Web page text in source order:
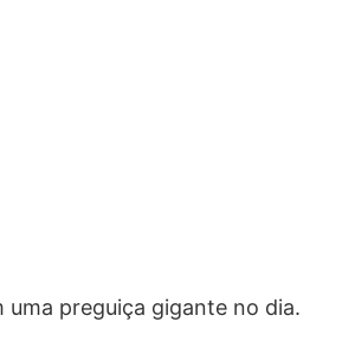
preguiça gigante no dia.